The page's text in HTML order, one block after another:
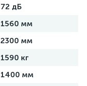
72 дБ
1560 мм
2300 мм
1590 кг
1400 мм